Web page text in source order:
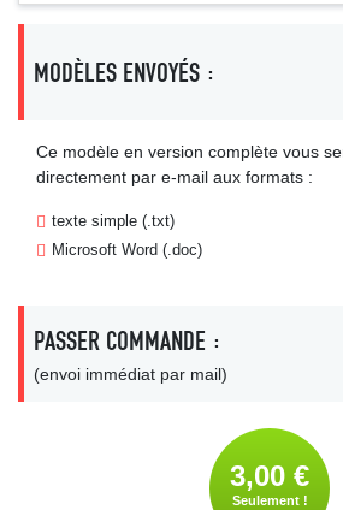
MODÈLES ENVOYÉS :
Ce modèle en version complète vous
directement par e-mail aux formats :
texte simple (.txt)
Microsoft Word (.doc)
PASSER COMMANDE :
(envoi immédiat par mail)
3,00 €
Seulement !